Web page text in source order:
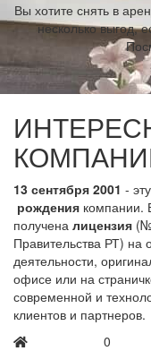
Вы хотите снять в
несколько выгод,
13 сентября 2001 -
рождения компании.
получена лицензия
Правительства РТ) на
деятельности,
офисе или на
современной и
клиентов и партнеров.
0